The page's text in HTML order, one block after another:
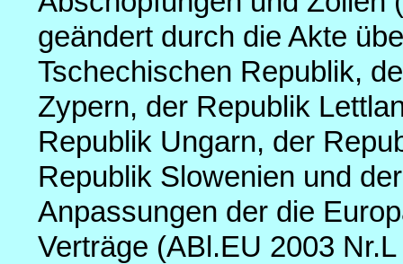
geändert durch die Akte
Tschechischen Republik,
Zypern, der Republik
Republik Ungarn, der
Republik Slowenien und
Anpassungen der die
Verträge (ABl.EU 2003